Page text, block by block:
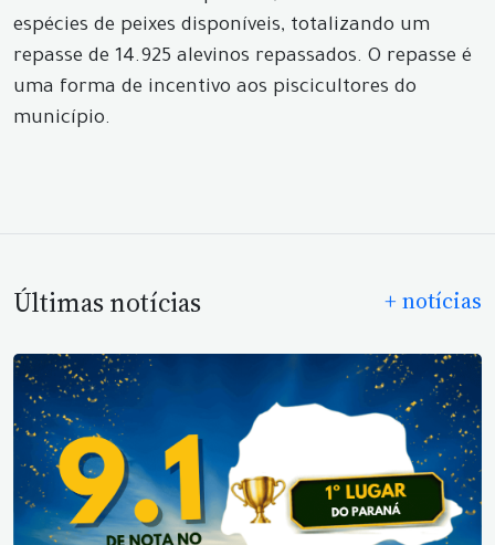
espécies de peixes disponíveis, totalizando um
repasse de 14.925 alevinos repassados. O repasse é
uma forma de incentivo aos piscicultores do
município.
Últimas notícias + notícias